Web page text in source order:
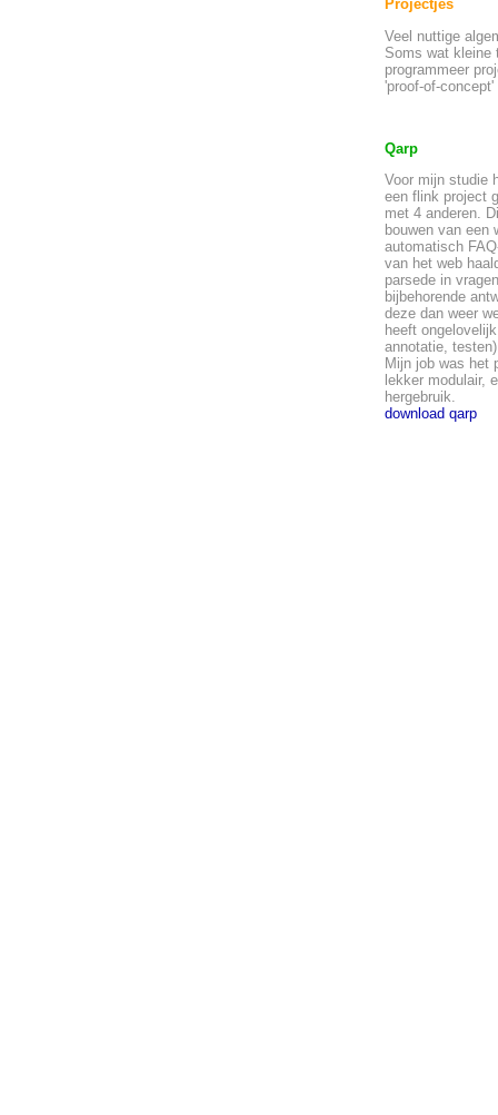
Projectjes
Veel nuttige
Soms wat kleine
programmeer
'proof-of-
Qarp
Voor mijn studie
een flink project
met 4 anderen.
bouwen van een
automatisch
van het web
parsede in
bijbehorende
deze dan weer
heeft
annotatie,
Mijn job was het
lekker modulair,
hergebruik.
download qarp